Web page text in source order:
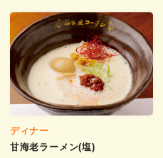
ディナー
甘海老ラーメン(塩)